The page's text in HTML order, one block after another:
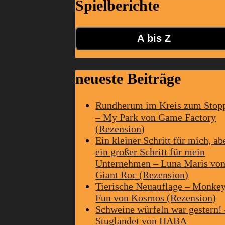
Spielberichte
A bis Z
neueste Beiträge
Rundherum im Kreis zum
– My Park von Game Factory
(Rezension)
Ein kleiner Schritt für mich,
ein großer Schritt für mein
Unternehmen – Luna Maris von
Giant Roc (Rezension)
Tierische Neuauflage –
Fun von Kosmos (Rezension)
Schweine würfeln war gestern!
Stuglandet von HABA